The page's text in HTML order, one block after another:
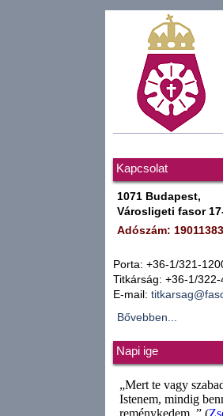
Kapcsolat
1071 Budapest,
Városligeti fasor
Adószám:
Porta: +36-1/321-
Titkárság: +36-1/
E-mail:
Bővebben...
Napi ige